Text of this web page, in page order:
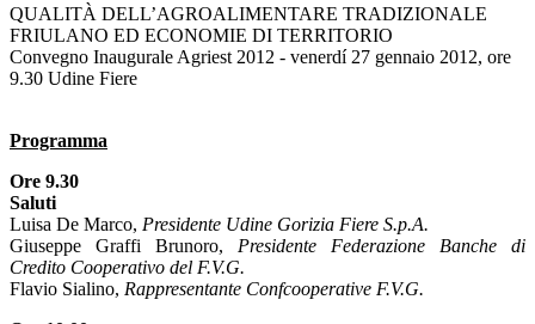
QUALITÀ DELL’AGROALIMENTARE TRADIZIONALE
FRIULANO ED ECONOMIE DI TERRITORIO
Convegno Inaugurale Agriest 2012 - venerdí 27 gennaio 2012, ore
9.30 Udine Fiere
Programma
Ore 9.30
Saluti
Luisa De Marco, Presidente Udine Gorizia Fiere S.p.A.
Giuseppe Graffi Brunoro, Presidente Federazione Banche di
Credito Cooperativo del F.V.G.
Flavio Sialino, Rappresentante Confcooperative F.V.G.